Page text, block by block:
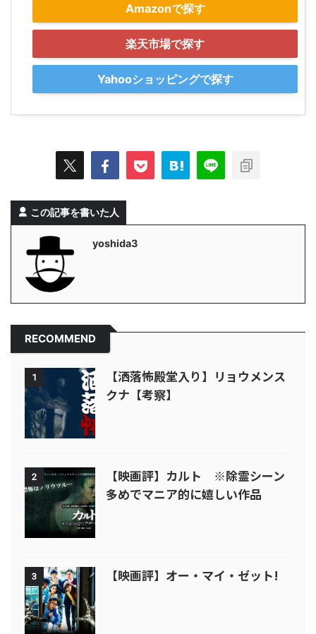
Amazonで探す
楽天市場で探す
Yahooショッピングで探す
この記事を書いた人
yoshida3
RECOMMEND
1
【洒落怖殿堂入り】リョウメンス
クナ【考察】
2
【映画評】カルト ※除霊シーン
多めでマニア的に嬉しい作品
3 【映画評】オー・マイ・ゼット!